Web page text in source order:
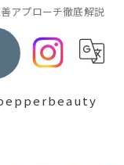
アプローチ徹底解説